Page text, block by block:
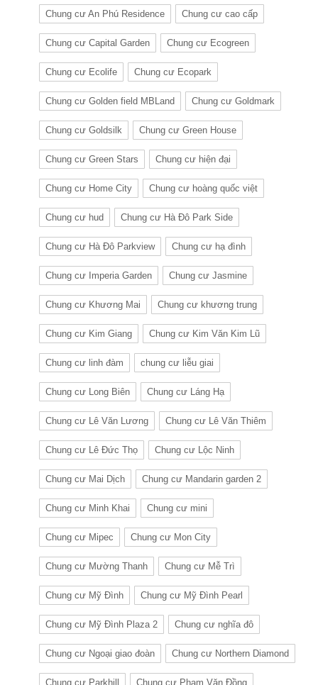
Chung cư An Phú Residence Chung cư cao cấp
Chung cư Capital Garden Chung cư Ecogreen
Chung cư Ecolife Chung cư Ecopark
Chung cư Golden field MBLand Chung cư Goldmark
Chung cư Goldsilk Chung cư Green House
Chung cư Green Stars Chung cư hiện đại
Chung cư Home City Chung cư hoàng quốc việt
Chung cư hud Chung cư Hà Đô Park Side
Chung cư Hà Đô Parkview Chung cư hạ đình
Chung cư Imperia Garden Chung cư Jasmine
Chung cư Khương Mai Chung cư khương trung
Chung cư Kim Giang Chung cư Kim Văn Kim Lũ
Chung cư linh đàm chung cư liễu giai
Chung cư Long Biên Chung cư Láng Hạ
Chung cư Lê Văn Lương Chung cư Lê Văn Thiêm
Chung cư Lê Đức Thọ Chung cư Lộc Ninh
Chung cư Mai Dịch Chung cư Mandarin garden 2
Chung cư Minh Khai Chung cư mini
Chung cư Mipec Chung cư Mon City
Chung cư Mường Thanh Chung cư Mễ Trì
Chung cư Mỹ Đình Chung cư Mỹ Đình Pearl
Chung cư Mỹ Đình Plaza 2 Chung cư nghĩa đô
Chung cư Ngoại giao đoàn Chung cư Northern Diamond
Chung cư Parkhill Chung cư Phạm Văn Đồng